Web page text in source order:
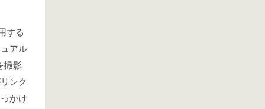
する
アル
撮影
ンク
かけ